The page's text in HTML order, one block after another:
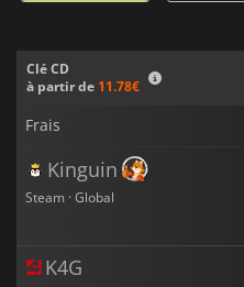
Clé CD
à partir de 11.78€
Frais
Kinguin
Steam · Global
K4G